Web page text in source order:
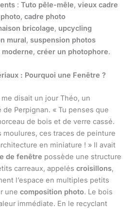
: Tuto pêle-mêle, vieux cadre
, cadre photo
bricolage, upcycling
mural, suspension photos
, créer un photophore.
: Pourquoi une Fenêtre ?
disait un jour Théo, un
Perpignan. « Tu penses que
de bois et de verre cassé.
moulures, ces traces de peinture
en miniature ! » Il avait
de fenêtre possède une structure
carreaux, appelés croisillons,
l’espace en multiples petits
une composition photo. Le bois
immédiate. En le recyclant